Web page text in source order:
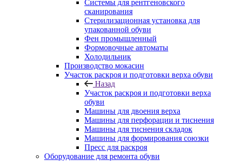
Системы для рентгеновского
сканирования
Стерилизационная установка для
упакованной обуви
Фен промышленный
Формовочные автоматы
Холодильник
Производство мокасин
Участок раскроя и подготовки верха обуви
Назад
Участок раскроя и подготовки верха
обуви
Машины для двоения верха
Машины для перфорации и тиснения
Машины для тиснения складок
Машины для формирования союзки
Пресс для раскроя
Оборудование для ремонта обуви